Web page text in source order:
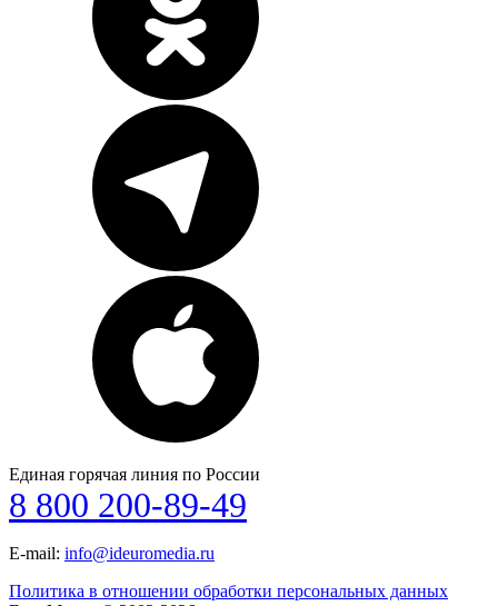
Единая горячая линия по России
8 800 200-89-49
E-mail: info@ideuromedia.ru
Политика в отношении обработки персональных данных